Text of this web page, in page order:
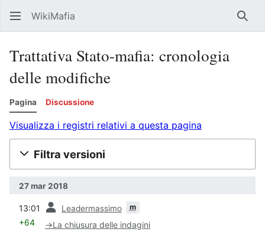
WikiMafia
Trattativa Stato-mafia: cronologia
delle modifiche
Pagina Discussione
Visualizza i registri relativi a questa pagina
Filtra versioni
27 mar 2018
13:01 Leadermassimo m
+64 →La chiusura delle indagini